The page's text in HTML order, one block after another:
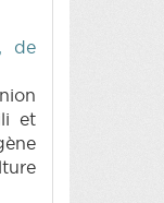
de
et